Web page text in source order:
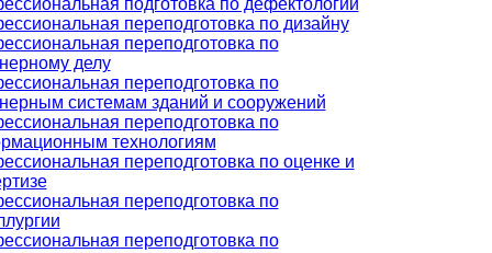
переподготовка по дизайну
переподготовка по
делу
переподготовка по
системам зданий и сооружений
переподготовка по
технологиям
переподготовка по оценке и
переподготовка по
переподготовка по